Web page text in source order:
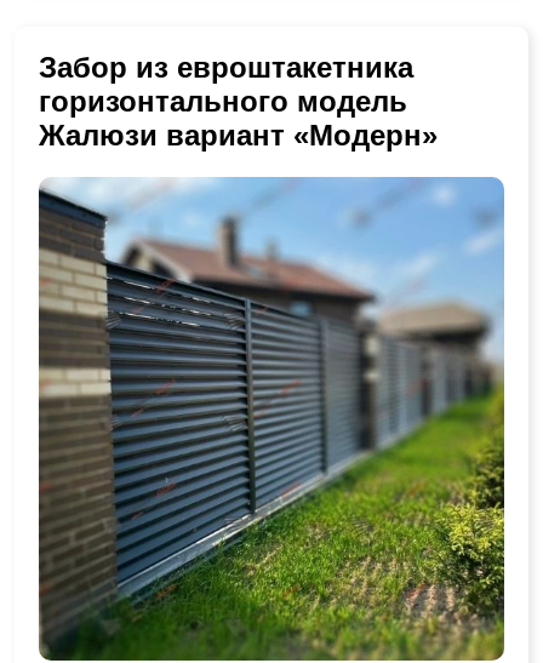
Забор из евроштакетника
горизонтального модель
Жалюзи вариант «Модерн»